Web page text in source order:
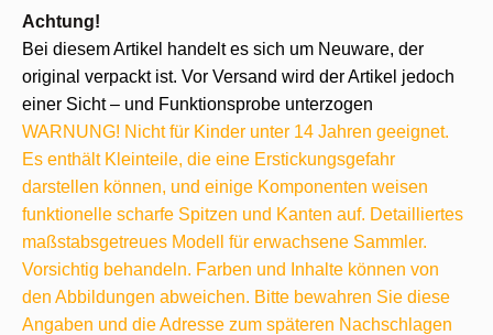
Achtung!
Bei diesem Artikel handelt es sich um Neuware, der
original verpackt ist. Vor Versand wird der Artikel jedoch
einer Sicht – und Funktionsprobe unterzogen
WARNUNG! Nicht für Kinder unter 14 Jahren geeignet.
Es enthält Kleinteile, die eine Erstickungsgefahr
darstellen können, und einige Komponenten weisen
funktionelle scharfe Spitzen und Kanten auf. Detailliertes
maßstabsgetreues Modell für erwachsene Sammler.
Vorsichtig behandeln. Farben und Inhalte können von
den Abbildungen abweichen. Bitte bewahren Sie diese
Angaben und die Adresse zum späteren Nachschlagen